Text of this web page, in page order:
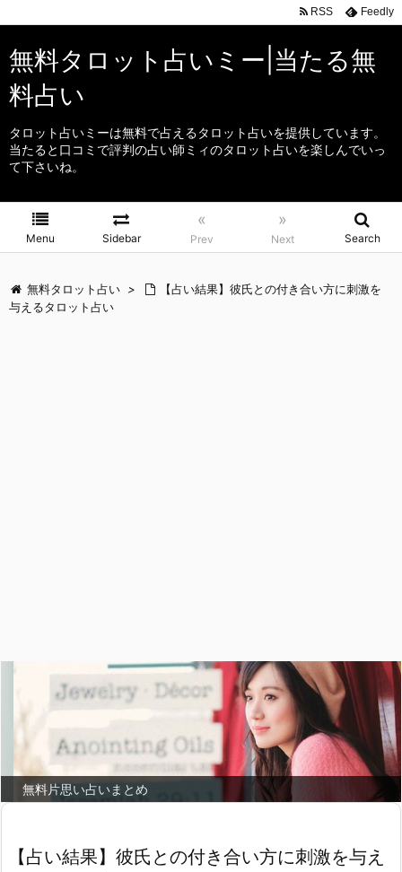
無料タロット占いミー|当たる無
料占い
タロット占いミーは無料で占えるタロット占いを提供しています。
当たると口コミで評判の占い師ミィのタロット占いを楽しんでいっ
て下さいね。
Menu Sidebar
«
Prev
»
Next Search
RSS Feedly
無料タロット占い >
【占い結果】彼氏との付き合い方に刺激を
与えるタロット占い
無料片思い占いまとめ
【占い結果】彼氏との付き合い方に刺激を与え